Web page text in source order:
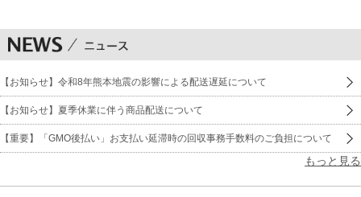
【お知らせ】令和8年熊本地震の影響による配送遅延について
【お知らせ】夏季休業に伴う商品配送について
【重要】「GMO後払い」お支払い延滞時の回収事務手数料のご負担について
もっと見る